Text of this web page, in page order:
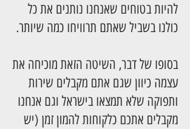
להיות בטוחים שאנחנו נותנים את כל
כולנו בשביל שאתם תרוויחו כמה שיותר.
בסופו של דבר, השיטה הזאת מוכיחה את
עצמה כיוון שגם אתם מקבלים שירות
ותפוקה שלא תמצאו בישראל וגם אנחנו
מקבלים אתכם כלקוחות להמון זמן (יש